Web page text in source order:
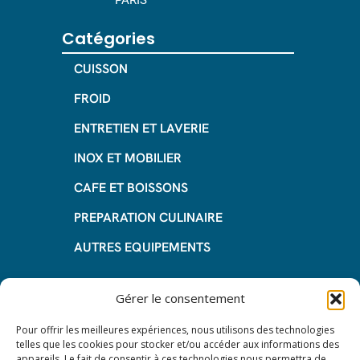
Gérer le consentement
Pour offrir les meilleures expériences, nous utilisons des technologies
telles que les cookies pour stocker et/ou accéder aux informations des
Catégories
CUISSON
FROID
ENTRETIEN ET LAVERIE
INOX ET MOBILIER
CAFE ET BOISSONS
PREPARATION CULINAIRE
AUTRES EQUIPEMENTS
Informations
Questions fréquentes
Les avantages de la LOA